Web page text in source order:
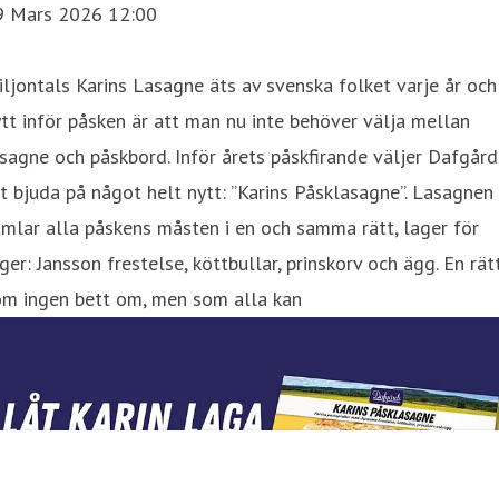
Mars 2026 12:00
Karins Lasagne äts av svenska folket varje år och
inför påsken är att man nu inte behöver välja mellan
och påskbord. Inför årets påskfirande väljer
bjuda på något helt nytt: ”Karins Påsklasagne”. Lasagnen
alla påskens måsten i en och samma rätt, lager för
Jansson frestelse, köttbullar, prinskorv och ägg. En
ingen bett om, men som alla kan